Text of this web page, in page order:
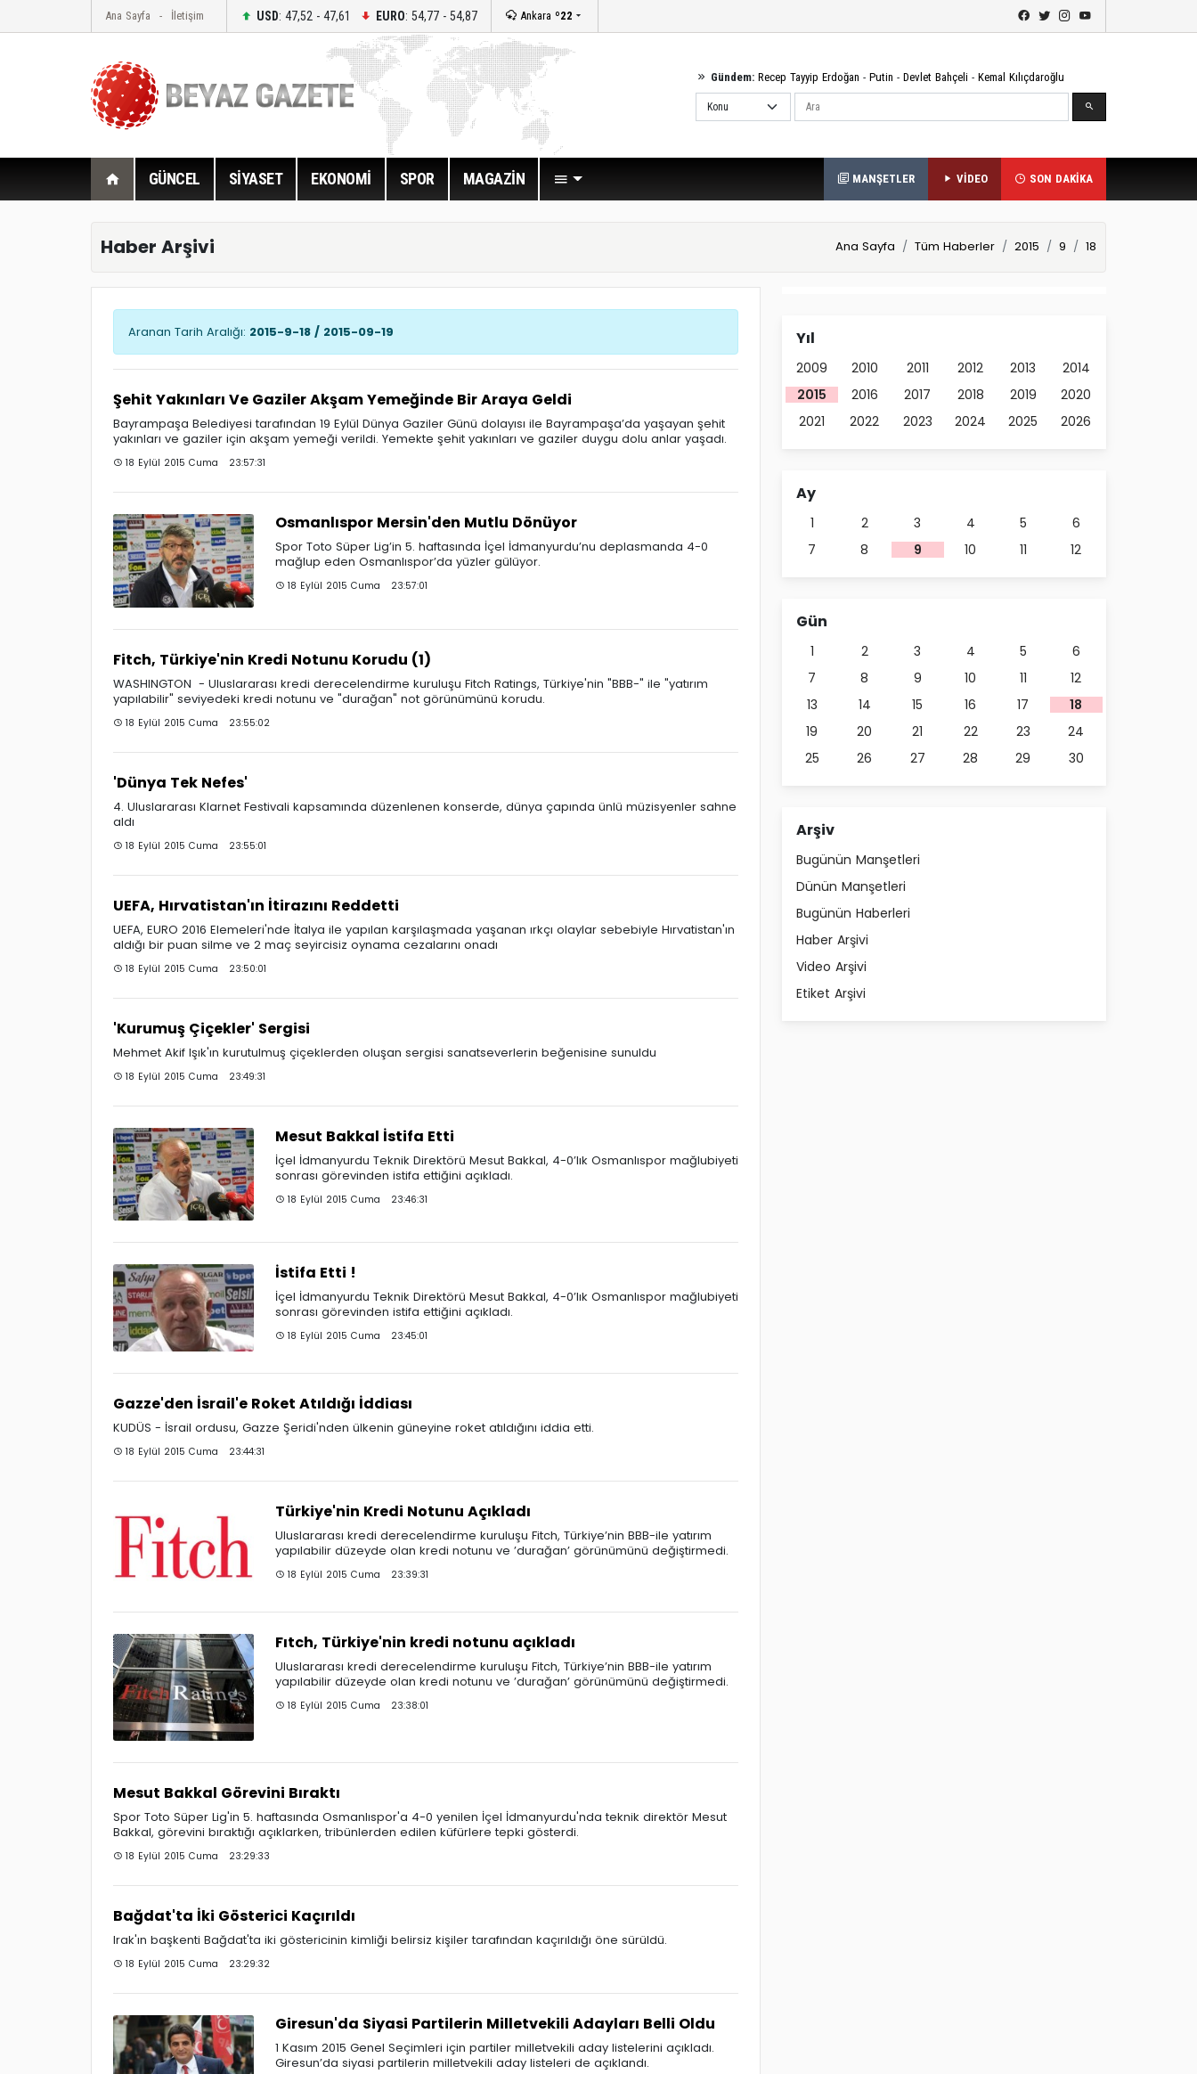
Ana Sayfa İletişim USD: 47,52 - 47,61 EURO: 54,77 - 54,87 Ankara º22
Gündem: Recep Tayyip Erdoğan - Putin - Devlet Bahçeli - Kemal Kılıçdaroğlu
Ara
GÜNCEL SİYASET EKONOMİ SPOR MAGAZİN MANŞETLER VİDEO SON DAKİKA
Haber Arşivi Ana Sayfa Tüm Haberler 2015 9 18
Aranan Tarih Aralığı: 2015-9-18 / 2015-09-19
Şehit Yakınları Ve Gaziler Akşam Yemeğinde Bir Araya Geldi
Bayrampaşa Belediyesi tarafından 19 Eylül Dünya Gaziler Günü dolayısı ile Bayrampaşa’da yaşayan şehit
yakınları ve gaziler için akşam yemeği verildi. Yemekte şehit yakınları ve gaziler duygu dolu anlar yaşadı.
18 Eylül 2015 Cuma 23:57:31
Osmanlıspor Mersin'den Mutlu Dönüyor
Spor Toto Süper Lig’in 5. haftasında İçel İdmanyurdu’nu deplasmanda 4-0
mağlup eden Osmanlıspor’da yüzler gülüyor.
18 Eylül 2015 Cuma 23:57:01
Fitch, Türkiye'nin Kredi Notunu Korudu (1)
WASHINGTON - Uluslararası kredi derecelendirme kuruluşu Fitch Ratings, Türkiye'nin "BBB-" ile "yatırım
yapılabilir" seviyedeki kredi notunu ve "durağan" not görünümünü korudu.
18 Eylül 2015 Cuma 23:55:02
'Dünya Tek Nefes'
4. Uluslararası Klarnet Festivali kapsamında düzenlenen konserde, dünya çapında ünlü müzisyenler sahne
aldı
18 Eylül 2015 Cuma 23:55:01
UEFA, Hırvatistan'ın İtirazını Reddetti
UEFA, EURO 2016 Elemeleri'nde İtalya ile yapılan karşılaşmada yaşanan ırkçı olaylar sebebiyle Hırvatistan'ın
aldığı bir puan silme ve 2 maç seyircisiz oynama cezalarını onadı
18 Eylül 2015 Cuma 23:50:01
'Kurumuş Çiçekler' Sergisi
Mehmet Akif Işık'ın kurutulmuş çiçeklerden oluşan sergisi sanatseverlerin beğenisine sunuldu
18 Eylül 2015 Cuma 23:49:31
Mesut Bakkal İstifa Etti
İçel İdmanyurdu Teknik Direktörü Mesut Bakkal, 4-0’lık Osmanlıspor mağlubiyeti
sonrası görevinden istifa ettiğini açıkladı.
18 Eylül 2015 Cuma 23:46:31
İstifa Etti !
İçel İdmanyurdu Teknik Direktörü Mesut Bakkal, 4-0’lık Osmanlıspor mağlubiyeti
sonrası görevinden istifa ettiğini açıkladı.
18 Eylül 2015 Cuma 23:45:01
Gazze'den İsrail'e Roket Atıldığı İddiası
KUDÜS - İsrail ordusu, Gazze Şeridi'nden ülkenin güneyine roket atıldığını iddia etti.
18 Eylül 2015 Cuma 23:44:31
Türkiye'nin Kredi Notunu Açıkladı
Uluslararası kredi derecelendirme kuruluşu Fitch, Türkiye’nin BBB-ile yatırım
yapılabilir düzeyde olan kredi notunu ve ’durağan’ görünümünü değiştirmedi.
18 Eylül 2015 Cuma 23:39:31
Fıtch, Türkiye'nin kredi notunu açıkladı
Uluslararası kredi derecelendirme kuruluşu Fitch, Türkiye’nin BBB-ile yatırım
yapılabilir düzeyde olan kredi notunu ve ’durağan’ görünümünü değiştirmedi.
18 Eylül 2015 Cuma 23:38:01
Mesut Bakkal Görevini Bıraktı
Spor Toto Süper Lig'in 5. haftasında Osmanlıspor'a 4-0 yenilen İçel İdmanyurdu'nda teknik direktör Mesut
Bakkal, görevini bıraktığı açıklarken, tribünlerden edilen küfürlere tepki gösterdi.
18 Eylül 2015 Cuma 23:29:33
Bağdat'ta İki Gösterici Kaçırıldı
Irak'ın başkenti Bağdat'ta iki göstericinin kimliği belirsiz kişiler tarafından kaçırıldığı öne sürüldü.
18 Eylül 2015 Cuma 23:29:32
Giresun'da Siyasi Partilerin Milletvekili Adayları Belli Oldu
1 Kasım 2015 Genel Seçimleri için partiler milletvekili aday listelerini açıkladı.
Giresun’da siyasi partilerin milletvekili aday listeleri de açıklandı.
Yıl
2009 2010 2011 2012 2013
2014
2015
2016 2017 2018 2019
2020
2021
2022 2023 2024 2025 2026
Ay
1 2 3 4 5
6
7
8 9 10 11 12
Gün
1 2 3 4 5
6
7
8 9 10 11
12
13
14 15 16 17
18
19
20 21 22 23
24
25
26 27 28 29 30
Arşiv
Bugünün Manşetleri
Dünün Manşetleri
Bugünün Haberleri
Haber Arşivi
Video Arşivi
Etiket Arşivi